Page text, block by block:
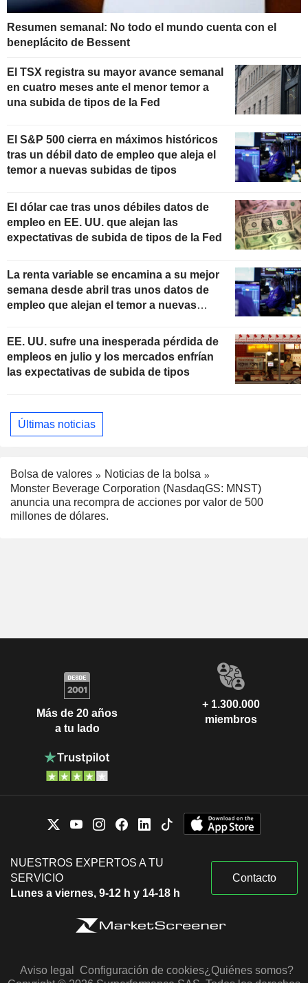
Resumen semanal: No todo el mundo cuenta con el
beneplácito de Bessent
El TSX registra su mayor avance semanal
en cuatro meses ante el menor temor a
una subida de tipos de la Fed
El S&P 500 cierra en máximos históricos
tras un débil dato de empleo que aleja el
temor a nuevas subidas de tipos
El dólar cae tras unos débiles datos de
empleo en EE. UU. que alejan las
expectativas de subida de tipos de la Fed
La renta variable se encamina a su mejor
semana desde abril tras unos datos de
empleo que alejan el temor a nuevas
EE. UU. sufre una inesperada pérdida de
empleos en julio y los mercados enfrían
las expectativas de subida de tipos
Últimas noticias
Bolsa de valores
Noticias de la bolsa
Monster Beverage Corporation (NasdaqGS: MNST)
anuncia una recompra de acciones por valor de 500
millones de dólares.
Más de 20 años
a tu lado
+ 1.300.000
miembros
NUESTROS EXPERTOS A TU
SERVICIO
Lunes a viernes, 9-12 h y 14-18 h
Contacto
Aviso legal Configuración de cookies¿Quiénes somos?